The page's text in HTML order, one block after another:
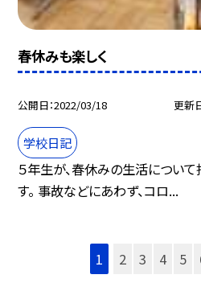
春休みも楽しく
公開日 2022/03/18 更新
学校日記
５年生が、春休みの生活につい
す。 事故などにあわず、コロ...
1 2 3 4 5